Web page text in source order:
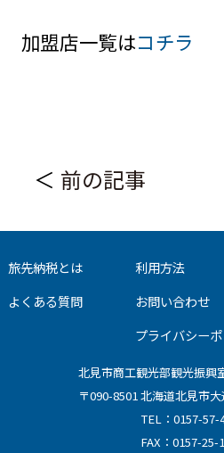
加盟店一覧はコチラ
前の記事
旅先納税とは 利用方法
よくある質問
お問い合わせ
プライバシー
北見市商工観光部観光振興
〒090-8501 北海道北見市
TEL：0157-
FAX：0157-